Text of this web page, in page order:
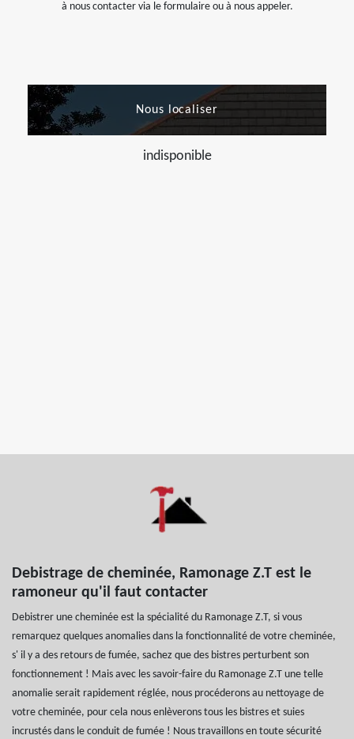
à nous contacter via le formulaire ou à nous appeler.
Nous localiser
indisponible
Debistrage de cheminée, Ramonage Z.T est le
ramoneur qu'il faut contacter
Debistrer une cheminée est la spécialité du Ramonage Z.T, si vous
remarquez quelques anomalies dans la fonctionnalité de votre cheminée,
s' il y a des retours de fumée, sachez que des bistres perturbent son
fonctionnement ! Mais avec les savoir-faire du Ramonage Z.T une telle
anomalie serait rapidement réglée, nous procéderons au nettoyage de
votre cheminée, pour cela nous enlèverons tous les bistres et suies
incrustés dans le conduit de fumée ! Nous travaillons en toute sécurité